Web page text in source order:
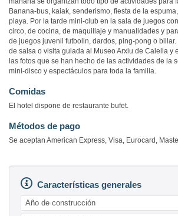
Banana-bus, kaiak, senderismo, fiesta de la
playa. Por la tarde mini-club en la sala de juegos
circo, de cocina, de maquillaje y manualidades y
de juegos juvenil futbolin, dardos, ping-pong o
de salsa o visita guiada al Museo Arxiu de Calella y
las fotos que se han hecho de las actividades de la
mini-disco y espectáculos para toda la familia.
Comidas
El hotel dispone de restaurante bufet.
Métodos de pago
Se aceptan American Express, Visa, Eurocard,
Características generales
Año de construcción